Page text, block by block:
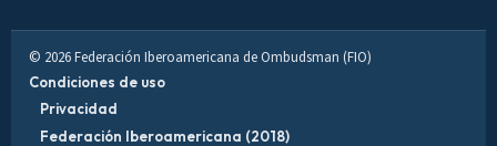
© 2026 Federación Iberoamericana de Ombudsman (FIO)
Condiciones de uso
Privacidad
Federación Iberoamericana (2018)